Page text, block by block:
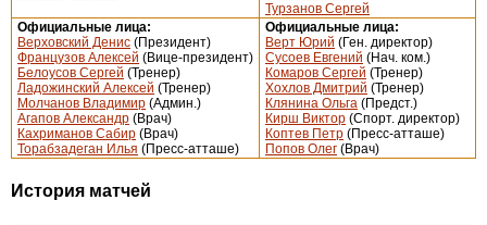
Турзанов Сергей
Официальные лица:
Верховский Денис (Президент)
Французов Алексей (Вице-президент)
Белоусов Сергей (Тренер)
Ладожинский Алексей (Тренер)
Молчанов Владимир (Админ.)
Агапов Александр (Врач)
Кахриманов Сабир (Врач)
Торабзадеган Илья (Пресс-атташе)
Официальные лица:
Верт Юрий (Ген. директор)
Сусоев Евгений (Нач. ком.)
Комаров Сергей (Тренер)
Хохлов Дмитрий (Тренер)
Клянина Ольга (Предст.)
Кирш Виктор (Спорт. директор)
Коптев Петр (Пресс-атташе)
Попов Олег (Врач)
История матчей